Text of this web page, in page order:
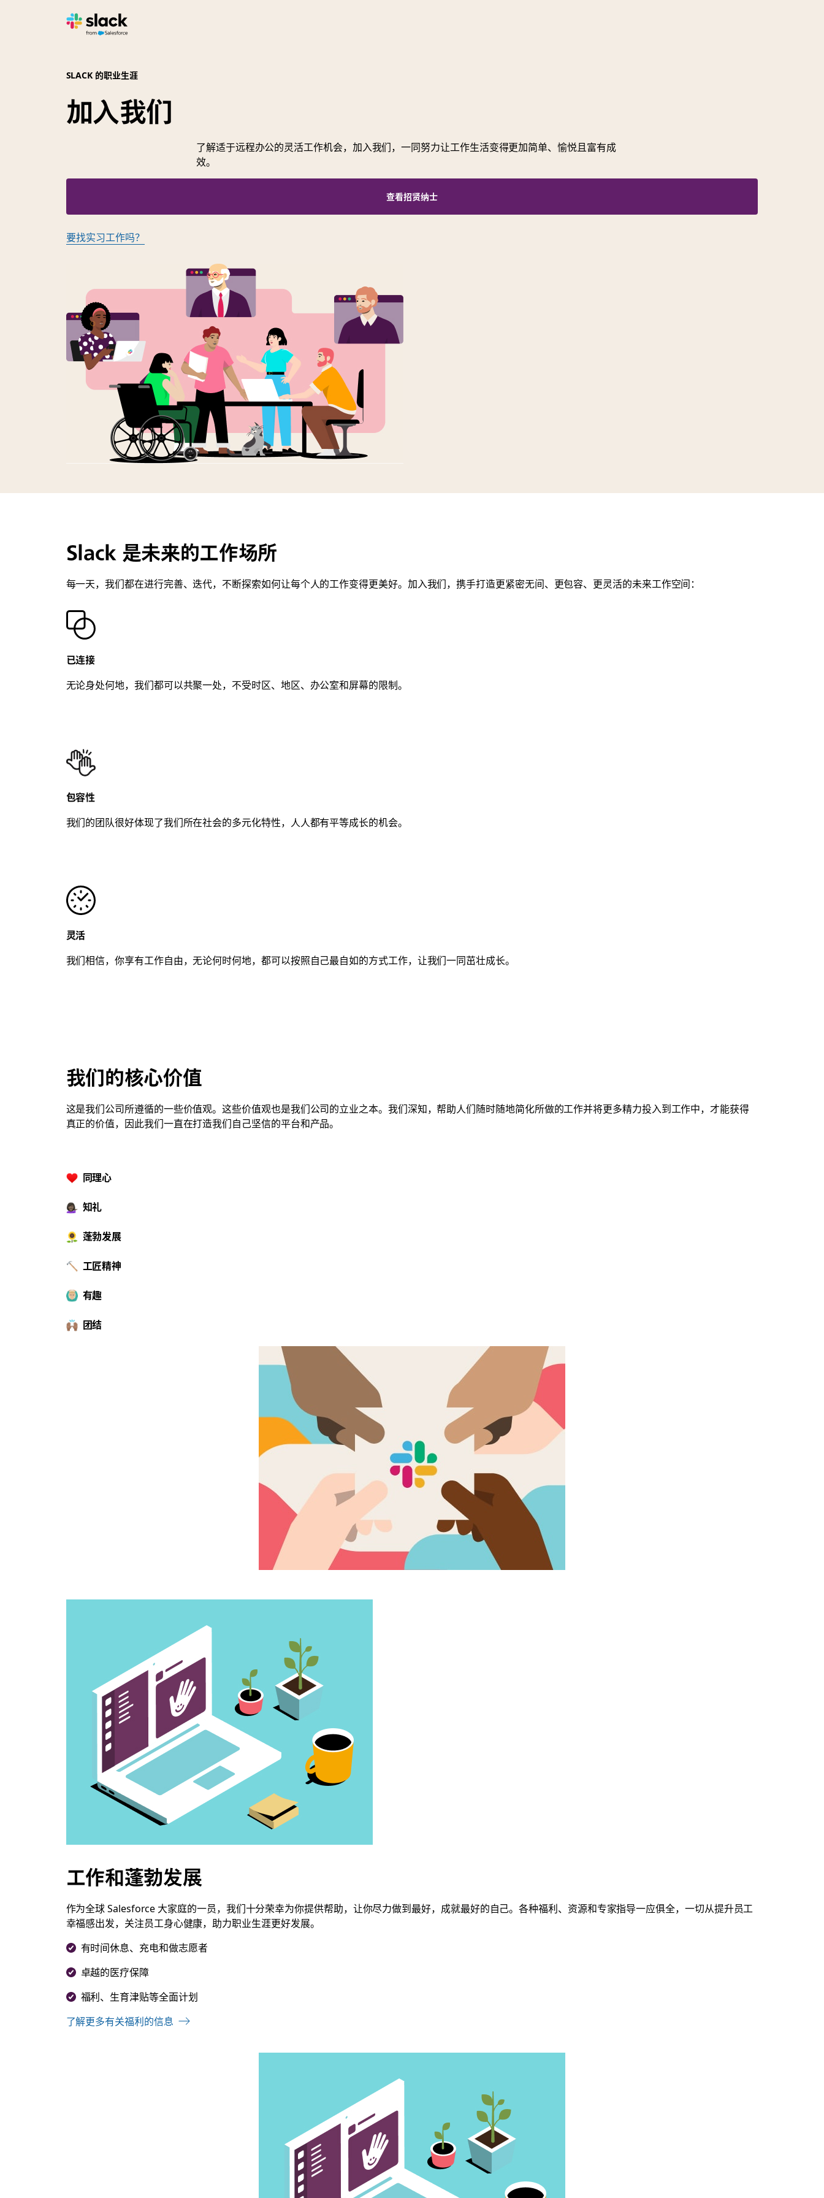
SLACK 的职业生涯
加入我们
了解适于远程办公的灵活工作机会，加入我们，一同努力让工作生活变得更加简单、愉悦且富有成
效。
查看招贤纳士
要找实习工作吗？
Slack 是未来的工作场所
每一天，我们都在进行完善、迭代，不断探索如何让每个人的工作变得更美好。加入我们，携手打造更紧密无间、更包容、更灵活的未来工作空间：
已连接
无论身处何地，我们都可以共聚一处，不受时区、地区、办公室和屏幕的限制。
包容性
我们的团队很好体现了我们所在社会的多元化特性，人人都有平等成长的机会。
灵活
我们相信，你享有工作自由，无论何时何地，都可以按照自己最自如的方式工作，让我们一同茁壮成长。
我们的核心价值
这是我们公司所遵循的一些价值观。这些价值观也是我们公司的立业之本。我们深知，帮助人们随时随地简化所做的工作并将更多精力投入到工作中，才能获得
真正的价值，因此我们一直在打造我们自己坚信的平台和产品。
同理心
知礼
蓬勃发展
工匠精神
有趣
团结
工作和蓬勃发展
作为全球 Salesforce 大家庭的一员，我们十分荣幸为你提供帮助，让你尽力做到最好，成就最好的自己。各种福利、资源和专家指导一应俱全，一切从提升员工
幸福感出发，关注员工身心健康，助力职业生涯更好发展。
有时间休息、充电和做志愿者
卓越的医疗保障
福利、生育津贴等全面计划
了解更多有关福利的信息